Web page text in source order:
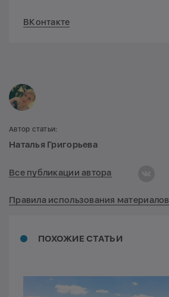
ВКонтакте
ПОХОЖИЕ СТАТЬИ
Автор статьи:
Наталья Григорьева
Все публикации автора
Правила использования материалов